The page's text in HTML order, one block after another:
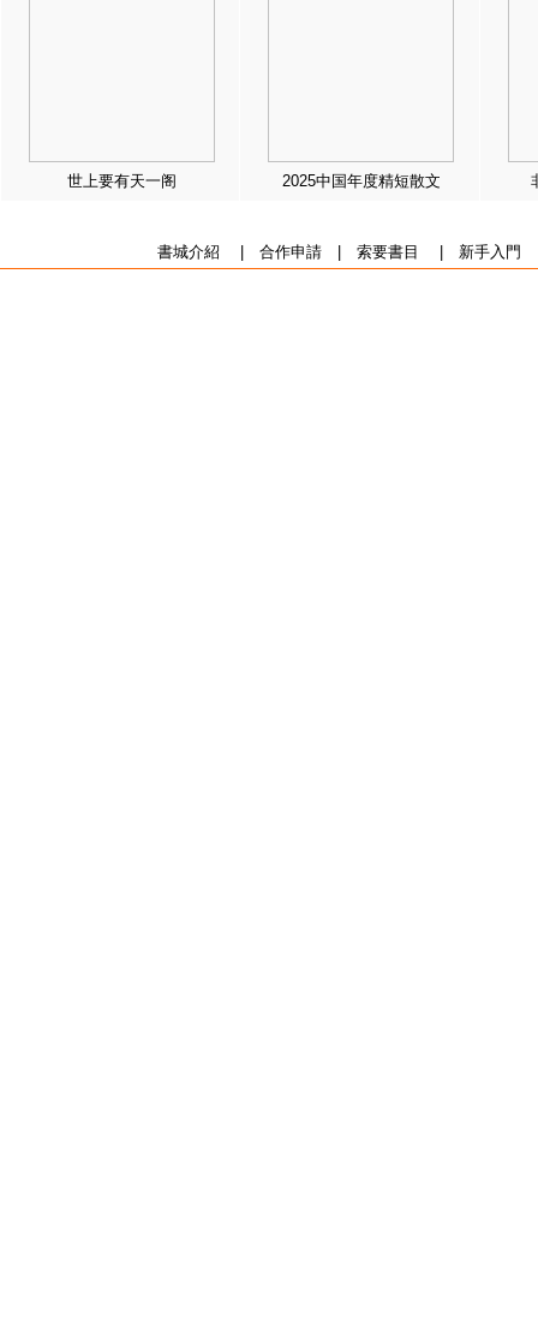
世上要有天一阁 2025中国年度精短散文
書城介紹 合作申請| 索要書目 新手入門